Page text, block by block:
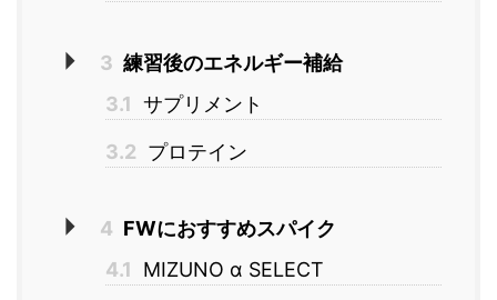
3 練習後のエネルギー補給
3.1 サプリメント
3.2 プロテイン
4 FWにおすすめスパイク
4.1
MIZUNO α SELECT